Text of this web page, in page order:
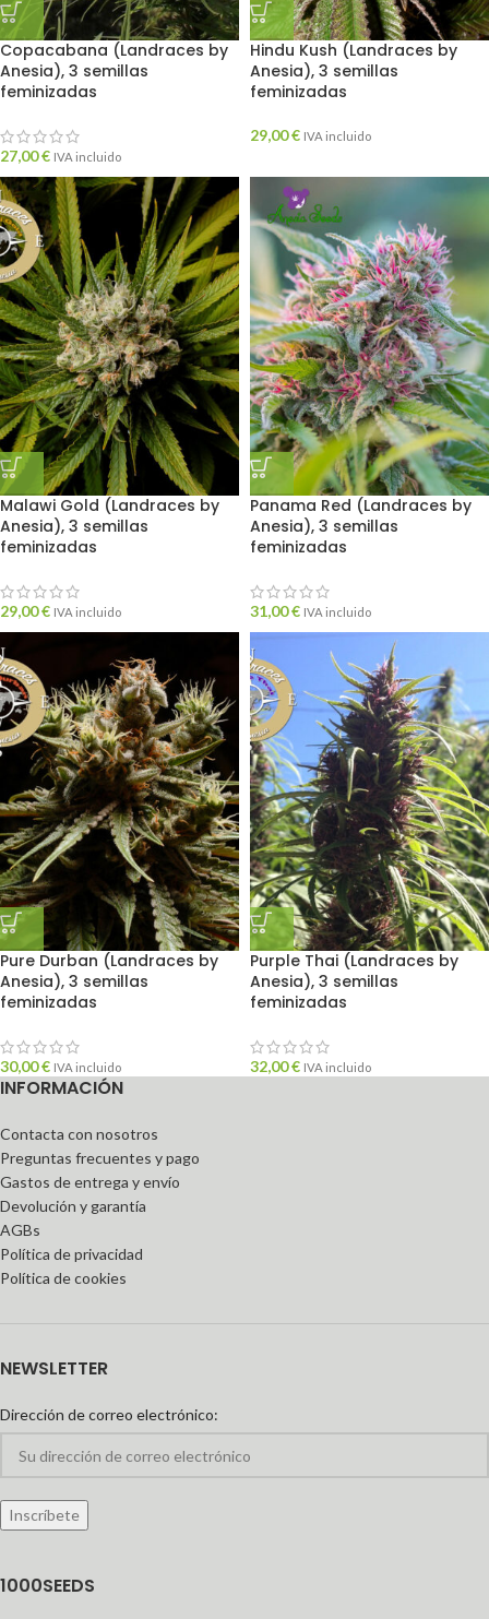
Copacabana (Landraces by
Anesia), 3 semillas
feminizadas
27,00€ IVA incluido
Hindu Kush (Landraces by
Anesia), 3 semillas
feminizadas
29,00€ IVA incluido
Malawi Gold (Landraces by
Anesia), 3 semillas
feminizadas
29,00€ IVA incluido
Panama Red (Landraces by
Anesia), 3 semillas
feminizadas
31,00€ IVA incluido
Pure Durban (Landraces by
Anesia), 3 semillas
feminizadas
30,00€ IVA incluido
Purple Thai (Landraces by
Anesia), 3 semillas
feminizadas
32,00€ IVA incluido
INFORMACIÓN
Contacta con nosotros
Preguntas frecuentes y pago
Gastos de entrega y envío
Devolución y garantía
AGBs
Política de privacidad
Política de cookies
NEWSLETTER
Dirección de correo electrónico:
1000SEEDS